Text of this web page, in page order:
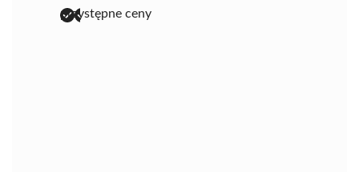
przystępne ceny